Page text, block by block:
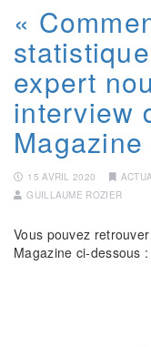
«
expert
interview
Magazine
15 AVRIL 2020
GUILLAUME ROZIER
Vous pouvez
Magazine ci-dessous :